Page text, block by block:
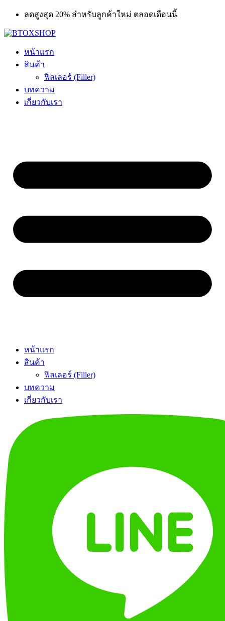
Skip
content
ลดสูงสุด 20% สำหรับลูกค้าใหม่ ตลอดเดือนนี้
หน้าแรก
สินค้า
ฟิลเลอร์ (Filler)
บทความ
เกี่ยวกับเรา
หน้าแรก
สินค้า
ฟิลเลอร์ (Filler)
บทความ
เกี่ยวกับเรา